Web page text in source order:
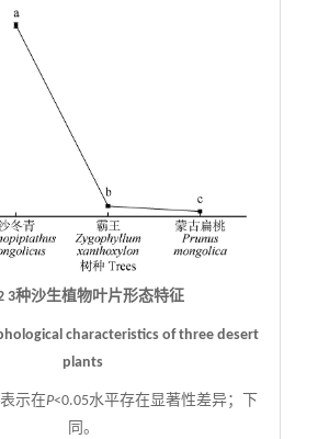
3种沙生植物叶片形态特征
characteristics of three desert
plants
示在P<0.05水平存在显著性差异；下
同。